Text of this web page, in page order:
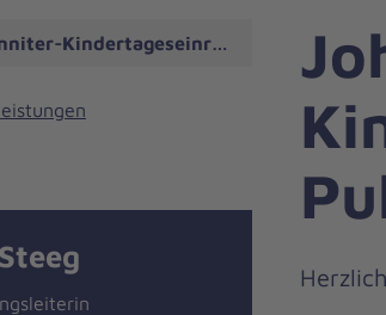
Kindertageseinrichtung Pulheim